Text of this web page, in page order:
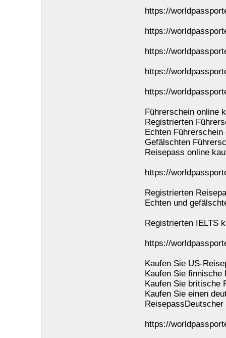
https://
https://
https://
https://
https://
Führerschein online
Registrierten
Echten Führerschein
Gefälschten
Reisepass online
https://
Registrierten
Echten und
Registrierten IELTS
https://
Kaufen Sie US-
Kaufen Sie finnische
Kaufen Sie britische
Kaufen Sie einen
https://